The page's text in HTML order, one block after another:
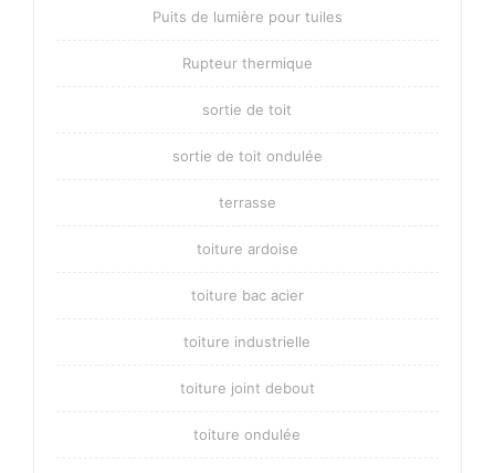
Puits de lumière pour tuiles
Rupteur thermique
sortie de toit
sortie de toit ondulée
terrasse
toiture ardoise
toiture bac acier
toiture industrielle
toiture joint debout
toiture ondulée